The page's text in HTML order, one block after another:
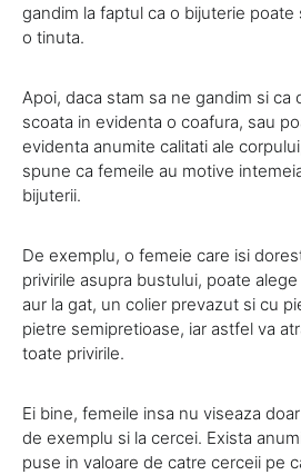
gandim la faptul ca o bijuterie
o tinuta.
Apoi, daca stam sa ne gandim si ca
scoata in evidenta o coafura, sau
evidenta anumite calitati ale
spune ca femeile au motive
bijuterii.
De exemplu, o femeie care isi
privirile asupra bustului, poate
aur la gat, un colier prevazut si cu
pietre semipretioase, iar astfel va
toate privirile.
Ei bine, femeile insa nu viseaza
de exemplu si la cercei. Exista
puse in valoare de catre cerceii pe